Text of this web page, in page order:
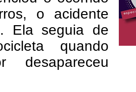
o acidente
Ela seguia de
quando